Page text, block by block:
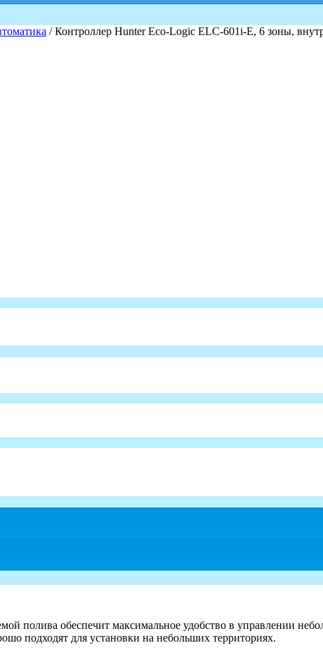
/ Контроллер Hunter Eco-Logic ELC-601i-E, 6 зоны,
полива обеспечит максимальное удобство в управлении
подходят для установки на небольших территориях.